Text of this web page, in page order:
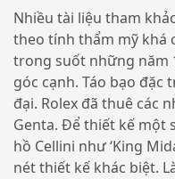
Nhiều tài liệu tham
theo tính thẩm mỹ khá
trong suốt những năm
góc cạnh. Táo bạo
đại. Rolex đã thuê các
Genta. Để thiết kế một
hồ Cellini như ‘King
nét thiết kế khác biệt.